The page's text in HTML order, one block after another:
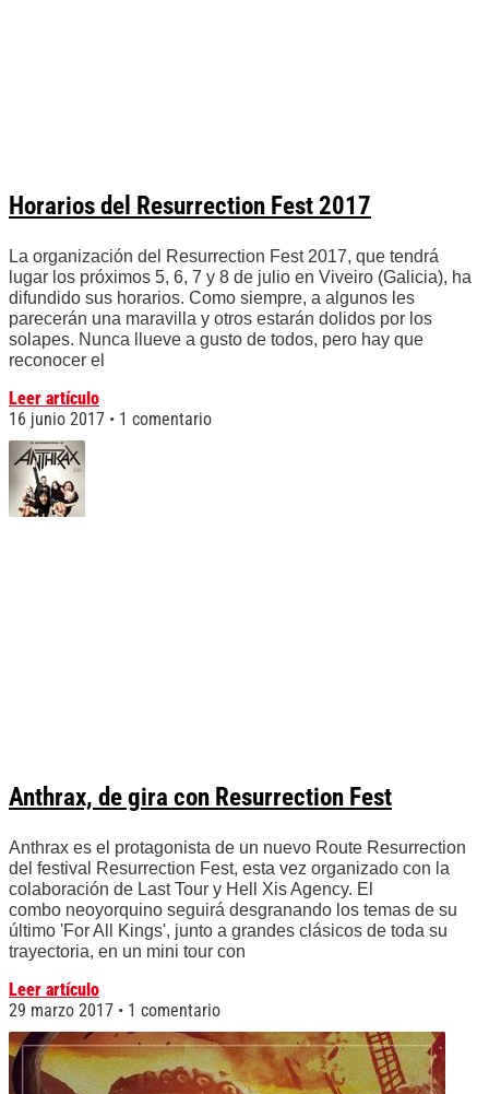
Horarios del Resurrection Fest 2017
La organización del Resurrection Fest 2017, que tendrá
lugar los próximos 5, 6, 7 y 8 de julio en Viveiro (Galicia), ha
difundido sus horarios. Como siempre, a algunos les
parecerán una maravilla y otros estarán dolidos por los
solapes. Nunca llueve a gusto de todos, pero hay que
reconocer el
Leer artículo
16 junio 2017
1 comentario
Anthrax, de gira con Resurrection Fest
Anthrax es el protagonista de un nuevo Route Resurrection
del festival Resurrection Fest, esta vez organizado con la
colaboración de Last Tour y Hell Xis Agency. El
combo neoyorquino seguirá desgranando los temas de su
último 'For All Kings', junto a grandes clásicos de toda su
trayectoria, en un mini tour con
Leer artículo
29 marzo 2017
1 comentario